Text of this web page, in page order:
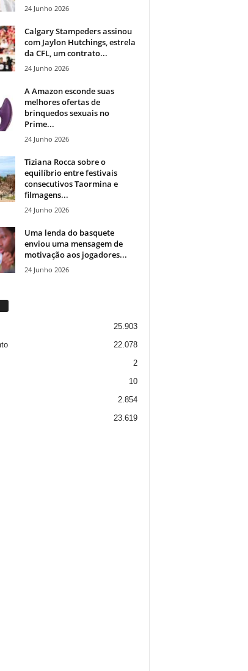
24 Junho 2026
Calgary Stampeders assinou
com Jaylon Hutchings, estrela
da CFL, um contrato...
24 Junho 2026
A Amazon esconde suas
melhores ofertas de
brinquedos sexuais no
Prime...
24 Junho 2026
Tiziana Rocca sobre o
equilíbrio entre festivais
consecutivos Taormina e
filmagens...
24 Junho 2026
Uma lenda do basquete
enviou uma mensagem de
motivação aos jogadores...
24 Junho 2026
25.903
22.078
2
10
2.854
23.619